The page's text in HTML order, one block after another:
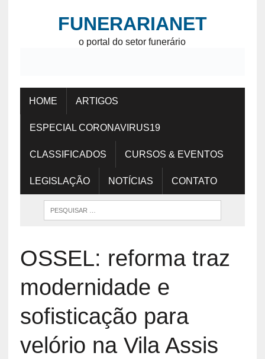
FUNERARIANET
o portal do setor funerário
HOME ARTIGOS
ESPECIAL CORONAVIRUS19
CLASSIFICADOS CURSOS & EVENTOS
LEGISLAÇÃO NOTÍCIAS CONTATO
OSSEL: reforma traz
modernidade e
sofisticação para
velório na Vila Assis